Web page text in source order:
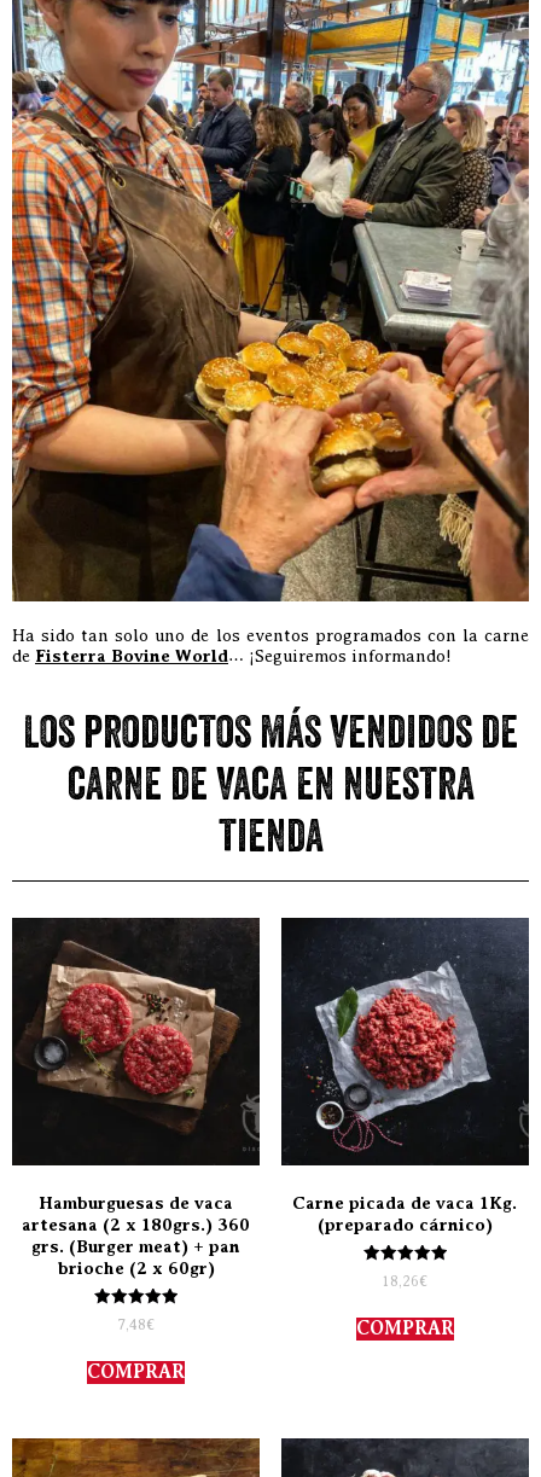
Ha sido tan solo uno de los eventos programados con la carne
de Fisterra Bovine World… ¡Seguiremos informando!
Los productos más vendidos de
carne de vaca en nuestra
tienda
Hamburguesas de vaca
artesana (2 x 180grs.) 360
grs. (Burger meat) + pan
brioche (2 x 60gr)
Valorado
con
de 5
7,48€
COMPRAR
Carne picada de vaca 1Kg.
(preparado cárnico)
Valorado
con
de 5
18,26€
COMPRAR